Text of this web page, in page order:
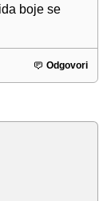
boje se
Odgovori